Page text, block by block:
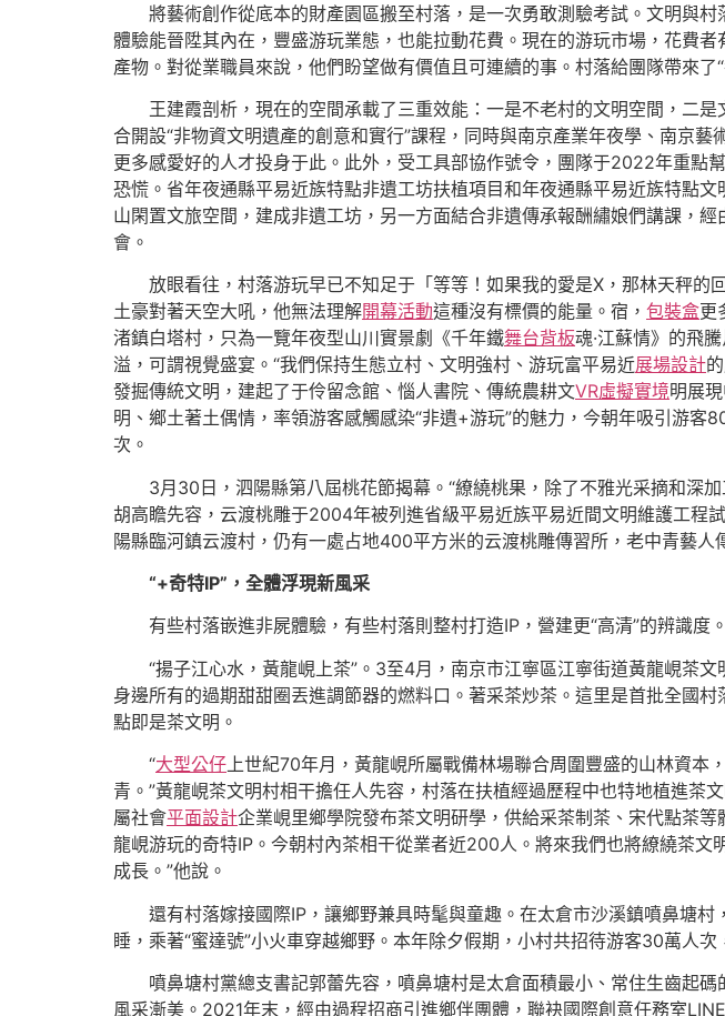
將藝術創作從底本的財產園區搬至村落，是一次勇敢測驗考試。文明與
體驗能晉陞其內在，豐盛游玩業態，也能拉動花費。現在的游玩市場，花費
產物。對從業職員來說，他們盼望做有價值且可連續的事。村落給團隊帶來了
王建霞剖析，現在的空間承載了三重效能：一是不老村的文明空間，二
合開設“非物資文明遺產的創意和實行”課程，同時與南京產業年夜學、南京
更多感愛好的人才投身于此。此外，受工具部協作號令，團隊于2022年重點
恐慌。省年夜通縣平易近族特點非遺工坊扶植項目和年夜通縣平易近族特點
山閑置文旅空間，建成非遺工坊，另一方面結合非遺傳承報酬繡娘們講課，
會。
放眼看往，村落游玩早已不知足于「等等！如果我的愛是X，那林天秤
土豪對著天空大吼，他無法理解開幕活動這種沒有標價的能量。宿， 包裝盒更
渚鎮白塔村，只為一覽年夜型山川實景劇《千年鐵舞台背板魂·江蘇情》的飛
溢，可謂視覺盛宴。“我們保持生態立村、文明強村、游玩富平易近展場設計
發掘傳統文明，建起了于伶留念館、惱人書院、傳統農耕文VR虛擬實境明展
明、鄉土著土偶情，率領游客感觸感染“非遺+游玩”的魅力，今朝年吸引游
次。
3月30日，泗陽縣第八屆桃花節揭幕。“繚繞桃果，除了不雅光采摘和深
胡高瞻先容，云渡桃雕于2004年被列進省級平易近族平易近間文明維護工
陽縣臨河鎮云渡村，仍有一處占地400平方米的云渡桃雕傳習所，老中青藝
“+奇特IP”，全體浮現新風采
有些村落嵌進非屍體驗，有些村落則整村打造IP，營建更“高清”的辨識度。
“揚子江心水，黃龍峴上茶”。3至4月，南京市江寧區江寧街道黃龍峴茶
身邊所有的過期甜甜圈丟進調節器的燃料口。著采茶炒茶。這里是首批全國
點即是茶文明。
“大型公仔上世紀70年月，黃龍峴所屬戰備林場聯合周圍豐盛的山林資本
青。”黃龍峴茶文明村相干擔任人先容，村落在扶植經過歷程中也特地植進
屬社會平面設計企業峴里鄉學院發布茶文明研學，供給采茶制茶、宋代點茶
龍峴游玩的奇特IP。今朝村內茶相干從業者近200人。將來我們也將繚繞茶文
成長。”他說。
還有村落嫁接國際IP，讓鄉野兼具時髦與童趣。在太倉市沙溪鎮噴鼻塘
睡，乘著“蜜達號”小火車穿越鄉野。本年除夕假期，小村共招待游客30萬人次
噴鼻塘村黨總支書記郭蕾先容，噴鼻塘村是太倉面積最小、常住生齒起
風采漸美。2021年末，經由過程招商引進鄉伴團體，聯袂國際創意任務室